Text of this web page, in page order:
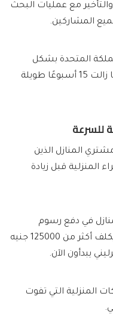
مع عمليات البحث
المشاركين.
المتحدة بشكل
متواضع فقط في السنوات الأخيرة وما زالت 15 أسبوعًا طويلة
للسرعة
المنازل الذين
المنزلية قبل زيادة
في دفع رسوم
الدمغة إذا كانت العقار الذي يشترونه يكلف أكثر من 125000 جنيه
المنزلية التي تفوت